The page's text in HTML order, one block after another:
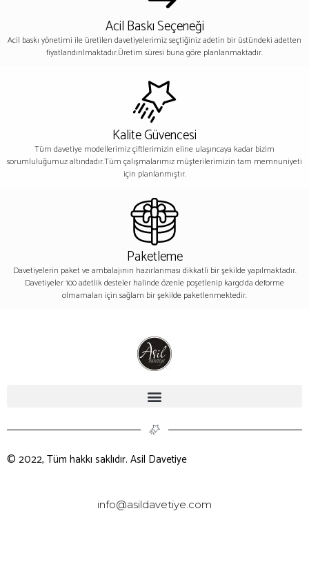
Acil Baskı Seçeneği
Acil baskı yönetimi ile üretilen davetiyelerimiz seçtiğiniz adetin bir üstündeki adetten
fiyatlandırılmaktadır.Üretim süresi buna göre planlanmaktadır.
Kalite Güvencesi
Tüm davetiye modellerimiz çiftlerimizin eline ulaşıncaya kadar bizim
sorumluluğumuz altındadır.Tüm çalışmalarımız müşterilerimizin tam memnuniyeti
için planlanmıştır.
Paketleme
Davetiyelerin paket ve ambalajının hazırlanması dikkatli bir şekilde yapılmaktadır.
Davetiyeler 100 adetlik desteler halinde özenle poşetlenip kargo’da deforme
olmamaları için sağlam bir şekilde paketlenmektedir.
© 2022, Tüm hakkı saklıdır. Asil Davetiye
info@asildavetiye.com